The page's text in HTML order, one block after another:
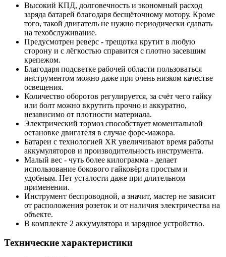
Высокий КПД, долговечность и экономный расход
заряда батарей благодаря бесщёточному мотору. Кроме
того, такой двигатель не нужно периодически сдавать
на техобслуживание.
Предусмотрен реверс - трещотка крутит в любую
сторону и с лёгкостью справится с плотно засевшим
крепежом.
Благодаря подсветке рабочей области пользоваться
инструментом можно даже при очень низком качестве
освещения.
Количество оборотов регулируется, за счёт чего гайку
или болт можно вкрутить прочно и аккуратно,
независимо от плотности материала.
Электрический тормоз способствует моментальной
остановке двигателя в случае форс-мажора.
Батареи с технологией XR увеличивают время работы
аккумуляторов и производительность инструмента.
Малый вес - чуть более килограмма - делает
использование бокового гайковёрта простым и
удобным. Нет усталости даже при длительном
применении.
Инструмент беспроводной, а значит, мастер не зависит
от расположения розеток и от наличия электричества на
объекте.
В комплекте 2 аккумулятора и зарядное устройство.
Технические характеристики